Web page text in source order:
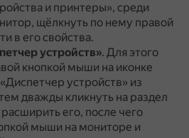
и принтеры», среди
щёлкнуть по нему правой
в его свойства.
устройств». Для этого
кнопкой мыши на иконке
устройств» из
дважды кликнуть на раздел
его, после чего
мыши на мониторе и